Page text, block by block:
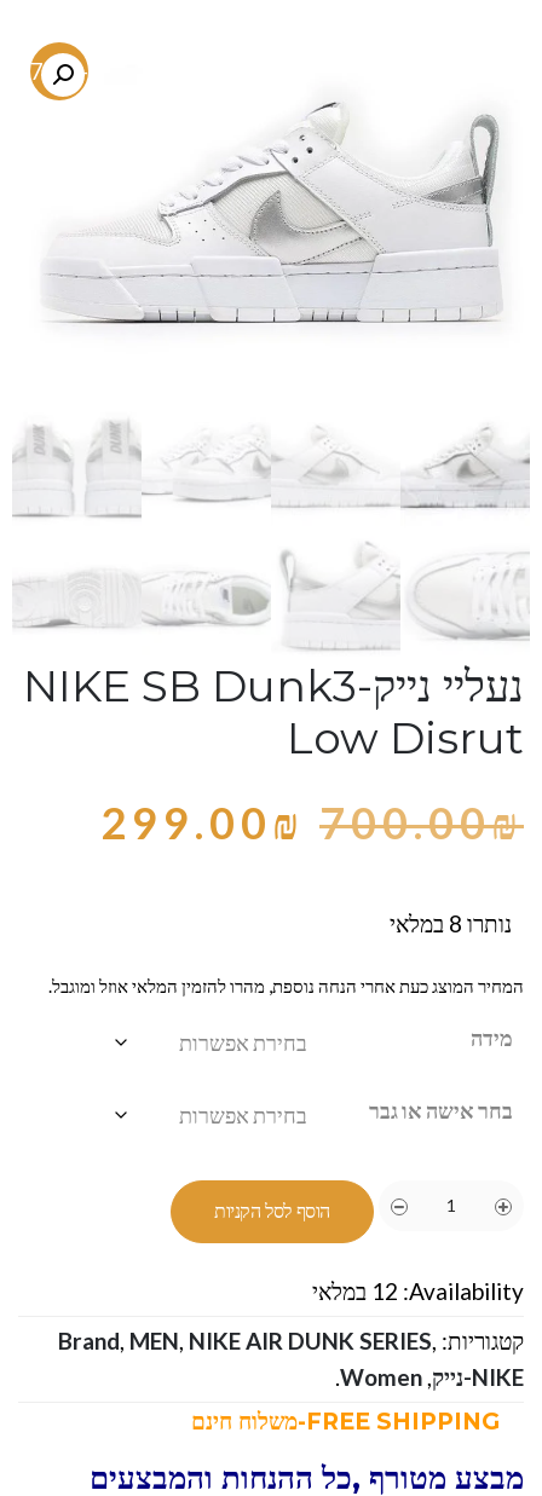
-57.3%
נעליי נייק-NIKE SB Dunk3
Low Disrut
700.00₪
299.00₪
נותרו 8 במלאי
המחיר המוצג כעת אחרי הנחה נוספת, מהרו להזמין המלאי אוזל ומוגבל.
מידה
בחר אישה או גבר
הוסף לסל הקניות
Availability: 12 במלאי
קטגוריות:
Brand, MEN, NIKE AIR DUNK SERIES,
NIKE-נייק
,
Women
.
מבצע מטורף ,כל ההנחות והמבצעים